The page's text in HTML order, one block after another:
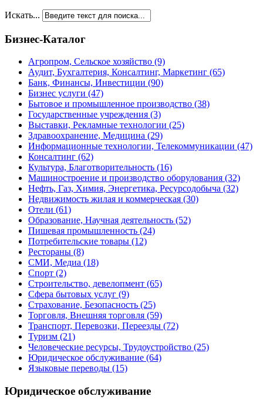
Искать...
Бизнес-Каталог
Агропром, Сельское хозяйство (9)
Аудит, Бухгалтерия, Консалтинг, Маркетинг (65)
Банк, Финансы, Инвестиции (90)
Бизнес услуги (47)
Бытовое и промышленное производство (38)
Государственные учреждения (3)
Выставки, Рекламные технологии (25)
Здравоохранение, Медицина (29)
Информационные технологии, Телекоммуникации (47)
Консалтинг (62)
Культура, Благотворительность (16)
Машиностроение и производство оборудования (32)
Нефть, Газ, Химия, Энергетика, Ресурсодобыча (32)
Недвижимость жилая и коммерческая (30)
Отели (61)
Образование, Научная деятельность (52)
Пишевая промышленность (24)
Потребительские товары (12)
Рестораны (8)
СМИ, Медиа (18)
Спорт (2)
Строительство, девелопмент (65)
Сфера бытовых услуг (9)
Страхование, Безопасность (25)
Торговля, Внешняя торговля (59)
Транспорт, Перевозки, Переезды (72)
Туризм (21)
Человеческие ресурсы, Трудоустройство (25)
Юридическое обслуживание (64)
Языковые переводы (15)
Юридическое обслуживание